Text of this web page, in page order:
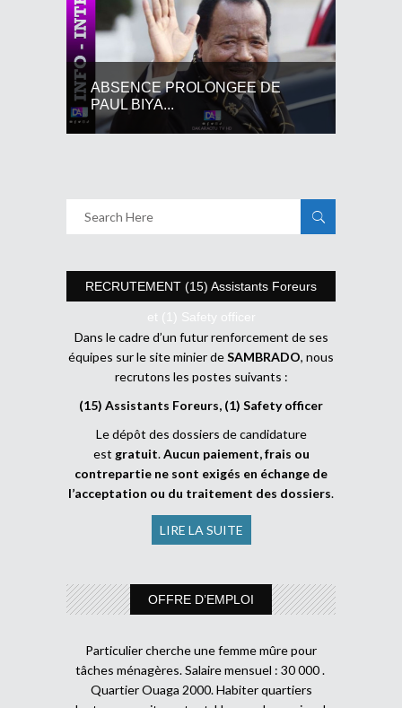
ABSENCE PROLONGEE DE
PAUL BIYA...
RECRUTEMENT (15) Assistants Foreurs
et (1) Safety officer
Dans le cadre d’un futur renforcement de ses
équipes sur le site minier deSAMBRADO, nous
recrutons les postes suivants :
(15) Assistants Foreurs, (1) Safety officer
Le dépôt des dossiers de candidature
est gratuit.Aucun paiement, frais ou
contrepartie ne sont exigés en échange de
l’acceptation ou du traitement des dossiers.
LIRE LA SUITE
OFFRE D’EMPLOI
Particulier cherche une femme mûre pour
tâches ménagères. Salaire mensuel : 30 000 .
Quartier Ouaga 2000. Habiter quartiers